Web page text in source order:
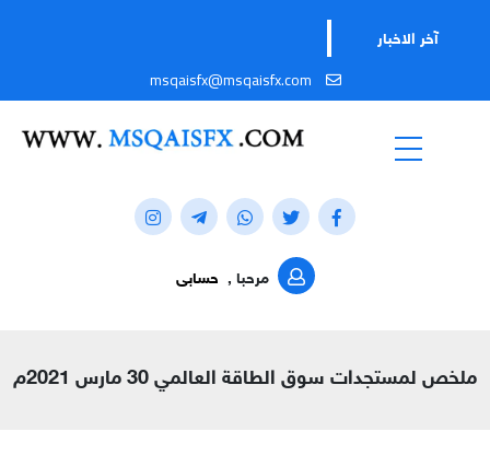
آخر الاخبار
msqaisfx@msqaisfx.com
مرحبا , حسابى
ملخص لمستجدات سوق الطاقة العالمي 30 مارس 2021م